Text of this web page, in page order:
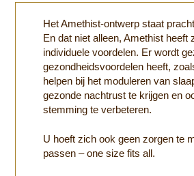
Het Amethist-ontwerp staat
En dat niet alleen, Amethist heeft
individuele voordelen. Er wordt
gezondheidsvoordelen heeft,
helpen bij het moduleren van
gezonde nachtrust te krijgen en
stemming te verbeteren.
U hoeft zich ook geen zorgen te
passen – one size fits all.